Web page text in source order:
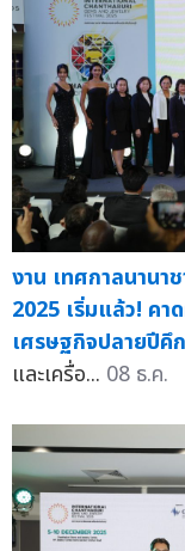
งาน เทศกาลนานา
2025 เริ่มแล้ว! คา
เศรษฐกิจปลายปีคึ
และเครื่อ... 08 ธ.ค.